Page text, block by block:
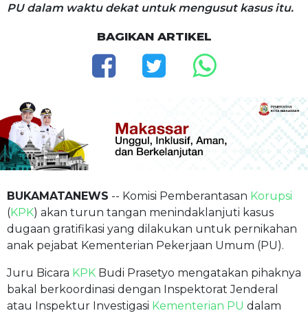
PU dalam waktu dekat untuk mengusut kasus itu.
BAGIKAN ARTIKEL
BUKAMATANEWS -- Komisi Pemberantasan Korupsi
(KPK) akan turun tangan menindaklanjuti kasus
dugaan gratifikasi yang dilakukan untuk pernikahan
anak pejabat Kementerian Pekerjaan Umum (PU).
Juru Bicara KPK Budi Prasetyo mengatakan pihaknya
bakal berkoordinasi dengan Inspektorat Jenderal
atau Inspektur Investigasi Kementerian PU dalam